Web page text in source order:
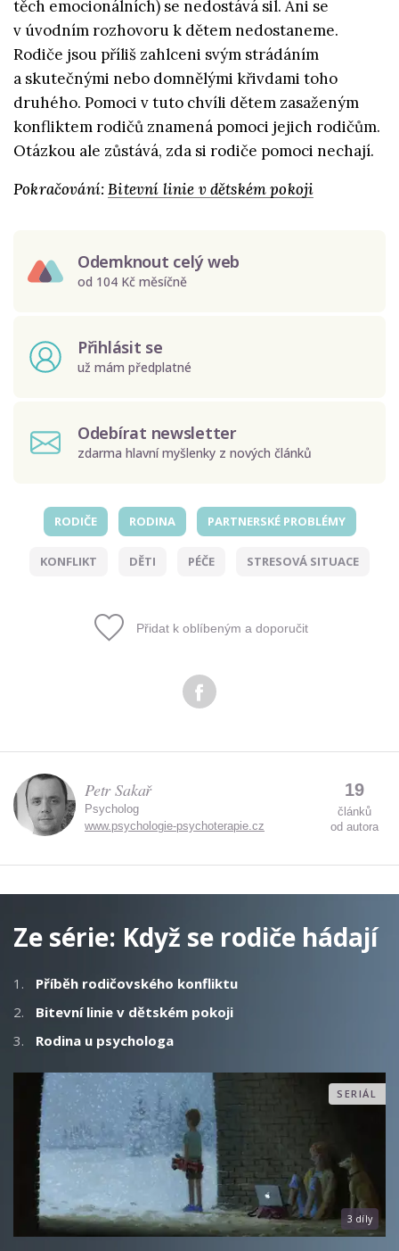
těch emocionálních) se nedostává sil. Ani se
v úvodním rozhovoru k dětem nedostaneme.
Rodiče jsou příliš zahlceni svým strádáním
a skutečnými nebo domnělými křivdami toho
druhého. Pomoci v tuto chvíli dětem zasaženým
konfliktem rodičů znamená pomoci jejich rodičům.
Otázkou ale zůstává, zda si rodiče pomoci nechají.
Pokračování:Bitevní linie v dětském pokoji
Odemknout celý web
od 104 Kč měsíčně
Přihlásit se
už mám předplatné
Odebírat newsletter
zdarma hlavní myšlenky z nových článků
Odeslat
RODIČE RODINA PARTNERSKÉ PROBLÉMY
KONFLIKT DĚTI PÉČE STRESOVÁ SITUACE
Přidat k oblíbeným a doporučit
Petr Sakař
Psycholog
www.psychologie-psychoterapie.cz
19
článků
od autora
Ze série: Když se rodiče hádají
1.
Příběh rodičovského konfliktu
2.
Bitevní linie v dětském pokoji
3.
Rodina u psychologa
SERIÁL
3 díly